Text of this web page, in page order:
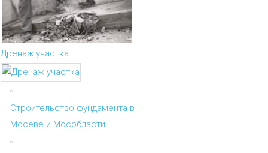
Дренаж участка
Строительство фундамента в
Мосеве и Мособласти